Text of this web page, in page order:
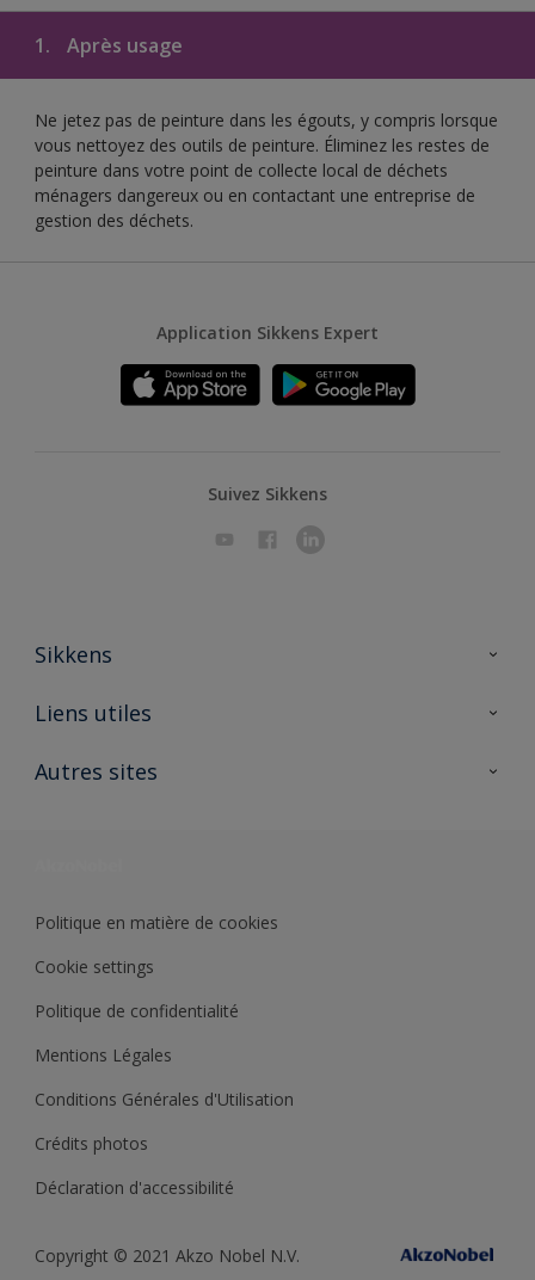
1. Après usage
Ne jetez pas de peinture dans les égouts, y compris lorsque
vous nettoyez des outils de peinture. Éliminez les restes de
peinture dans votre point de collecte local de déchets
ménagers dangereux ou en contactant une entreprise de
gestion des déchets.
Application Sikkens Expert
Suivez Sikkens
Sikkens
A propos de Sikkens
Liens utiles
Ouvrir un magasin PASS
Autres sites
Politique en matière de cookies
Cookie settings
Politique de confidentialité
Mentions Légales
Conditions Générales d'Utilisation
Crédits photos
Déclaration d'accessibilité
Copyright © 2021 Akzo Nobel N.V.